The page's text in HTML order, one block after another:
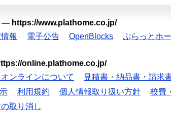
— https://www.plathome.co.jp/
報 電子公告 OpenBlocks ぷらっとホ
online.plathome.co.jp/
ンラインについて 見積書・納品書・請求
利用規約 個人情報取り扱い方針 校費
取り消し